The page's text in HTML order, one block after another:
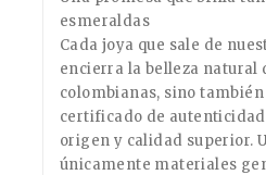
esmeraldas
Cada joya que sale de
encierra la belleza natural
colombianas, sino
certificado de
origen y calidad superior.
únicamente materiales